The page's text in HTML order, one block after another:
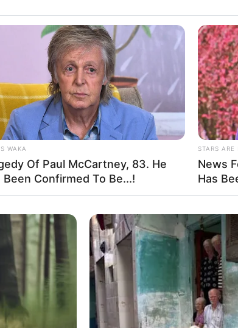
Fail!
10
WAKA
Of Paul McCartney, 83. He
Been Confirmed To Be...!
STARS ARE
News
Has